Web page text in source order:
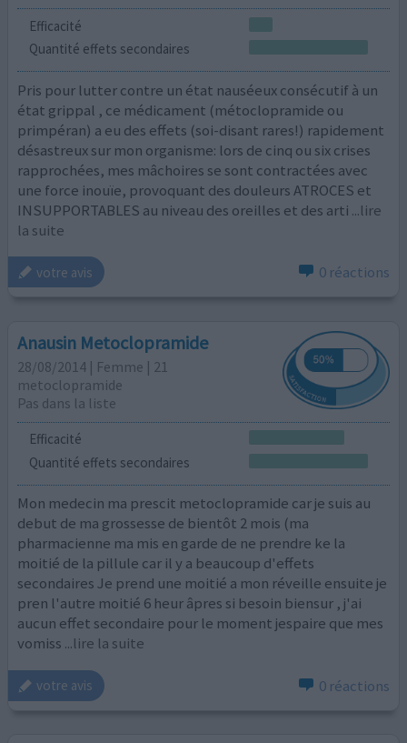
Efficacité
Quantité effets secondaires
Pris pour lutter contre un état nauséeux consécutif à un
état grippal , ce médicament (métoclopramide ou
primpéran) a eu des effets (soi-disant rares!) rapidement
désastreux sur mon organisme: lors de cinq ou six crises
rapprochées, mes mâchoires se sont contractées avec
une force inouïe, provoquant des douleurs ATROCES et
INSUPPORTABLES au niveau des oreilles et des arti ...lire
la suite
votre avis 0 réactions
Anausin Metoclopramide
28/08/2014 | Femme | 21
metoclopramide
Pas dans la liste
Efficacité
Quantité effets secondaires
Mon medecin ma prescit metoclopramide car je suis au
debut de ma grossesse de bientôt 2 mois (ma
pharmacienne ma mis en garde de ne prendre ke la
moitié de la pillule car il y a beaucoup d'effets
secondaires Je prend une moitié a mon réveille ensuite je
pren l'autre moitié 6 heur âpres si besoin biensur , j'ai
aucun effet secondaire pour le moment jespaire que mes
vomiss ...lire la suite
votre avis 0 réactions